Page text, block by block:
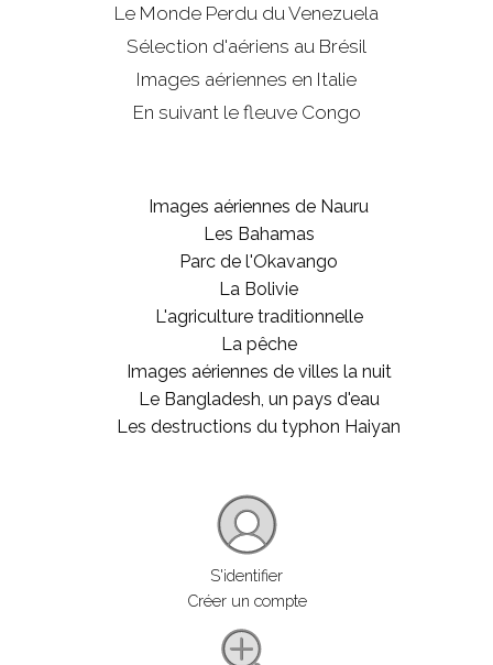
Le Monde Perdu du Venezuela
Sélection d'aériens au Brésil
Images aériennes en Italie
En suivant le fleuve Congo
Images aériennes de Nauru
Les Bahamas
Parc de l'Okavango
La Bolivie
L'agriculture traditionnelle
La pêche
Images aériennes de villes la nuit
Le Bangladesh, un pays d'eau
Les destructions du typhon Haiyan
S'identifier
Créer un compte